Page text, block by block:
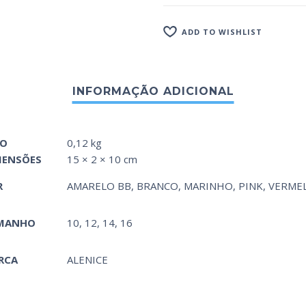
ADD TO WISHLIST
0,12 kg
15 × 2 × 10 cm
AMARELO BB, BRANCO, MARINHO, PINK,
10, 12, 14, 16
ALENICE